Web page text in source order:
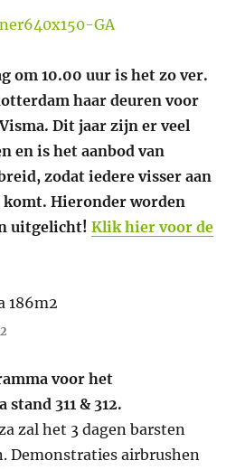
om 10.00 uur is het zo ver.
haar deuren voor
Dit jaar zijn er veel
en is het aanbod van
zodat iedere visser aan
Hieronder worden
uitgelicht!Klik hier voor de
voor het
311 & 312.
zal het 3 dagen barsten
Demonstraties airbrushen